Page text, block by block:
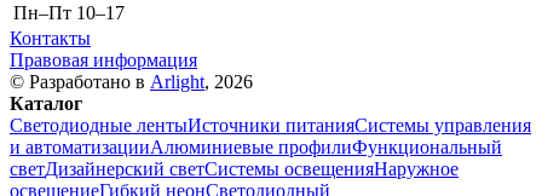
Пн–Пт 10–17
Контакты
Правовая информация
© Разработано в Arlight, 2026
Каталог
Светодиодные лентыИсточники питанияСистемы управления
и автоматизацииАлюминиевые профилиФункциональный
светДизайнерский светСистемы освещенияНаружное
освещениеГибкий неонСветодиодный